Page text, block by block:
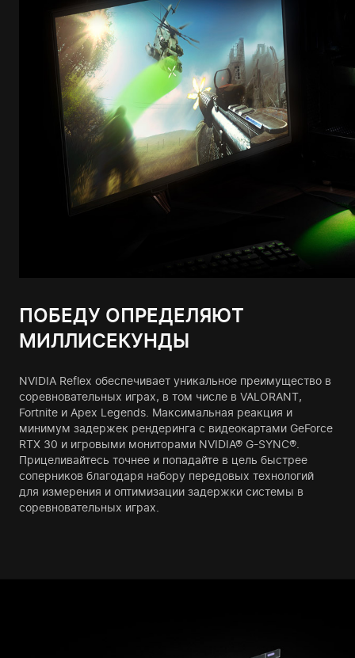
ПОБЕДУ ОПРЕДЕЛЯЮТ
МИЛЛИСЕКУНДЫ
NVIDIA Reflex обеспечивает уникальное преимущество в
соревновательных играх, в том числе в VALORANT,
Fortnite и Apex Legends. Максимальная реакция и
минимум задержек рендеринга с видеокартами GeForce
RTX 30 и игровыми мониторами NVIDIA® G-SYNC®.
Прицеливайтесь точнее и попадайте в цель быстрее
соперников благодаря набору передовых технологий
для измерения и оптимизации задержки системы в
соревновательных играх.